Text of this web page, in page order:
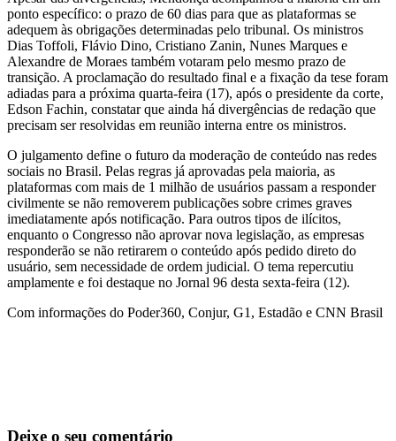
ponto específico: o prazo de 60 dias para que as plataformas se
adequem às obrigações determinadas pelo tribunal. Os ministros
Dias Toffoli, Flávio Dino, Cristiano Zanin, Nunes Marques e
Alexandre de Moraes também votaram pelo mesmo prazo de
transição. A proclamação do resultado final e a fixação da tese foram
adiadas para a próxima quarta-feira (17), após o presidente da corte,
Edson Fachin, constatar que ainda há divergências de redação que
precisam ser resolvidas em reunião interna entre os ministros.
O julgamento define o futuro da moderação de conteúdo nas redes
sociais no Brasil. Pelas regras já aprovadas pela maioria, as
plataformas com mais de 1 milhão de usuários passam a responder
civilmente se não removerem publicações sobre crimes graves
imediatamente após notificação. Para outros tipos de ilícitos,
enquanto o Congresso não aprovar nova legislação, as empresas
responderão se não retirarem o conteúdo após pedido direto do
usuário, sem necessidade de ordem judicial. O tema repercutiu
amplamente e foi destaque no Jornal 96 desta sexta-feira (12).
Com informações do Poder360, Conjur, G1, Estadão e CNN Brasil
Deixe o seu comentário